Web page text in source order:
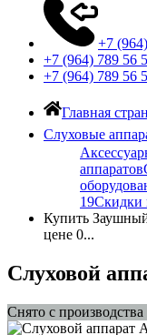
+7
+7 (964) 789 56
+7 (964) 789 56
Главная
Слуховые
аппаратов
19Скидки
Купить
цене 0...
Слуховой
Снято с производства